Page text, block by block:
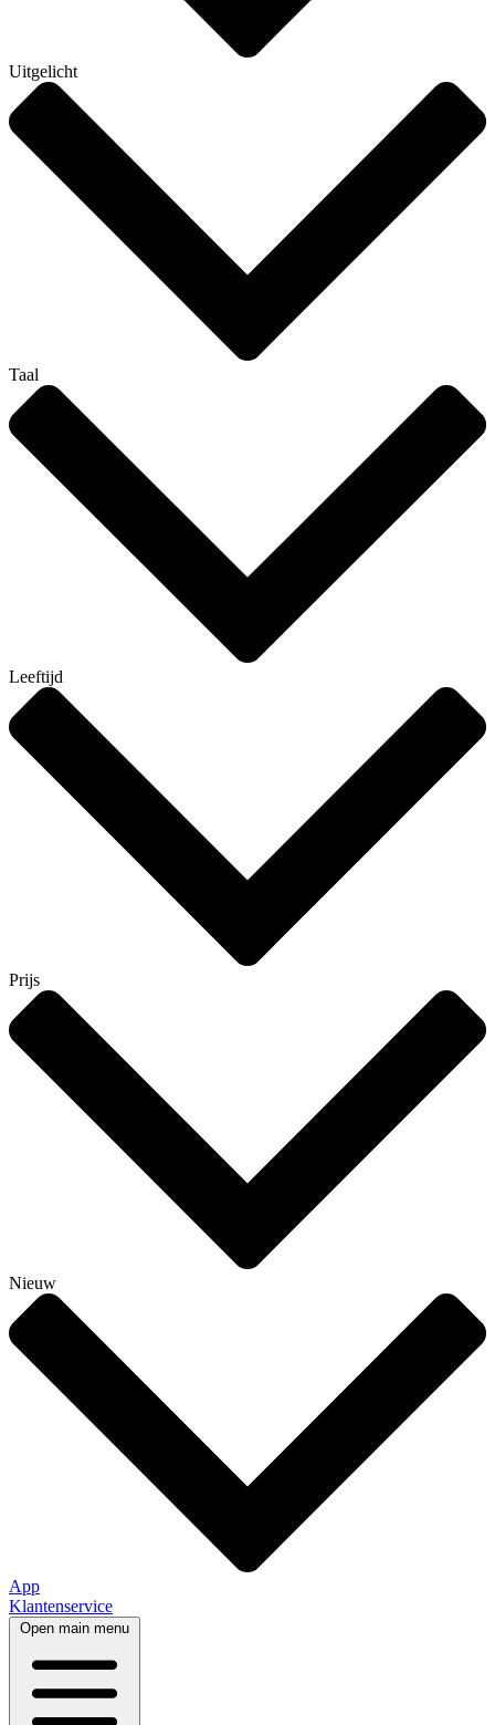
Uitgelicht
Taal
Leeftijd
Prijs
Nieuw
App
Klantenservice
Open main menu